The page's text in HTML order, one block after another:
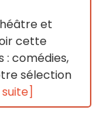
et
cette
: comédies,
sélection
suite]